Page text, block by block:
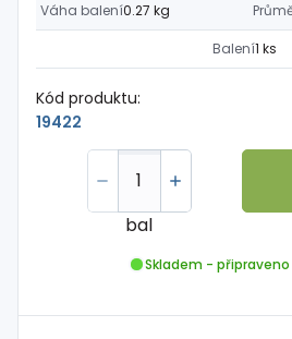
Váha balení0.27 kg
Balení1 ks
Kód produktu:
19422
bal
Skladem -